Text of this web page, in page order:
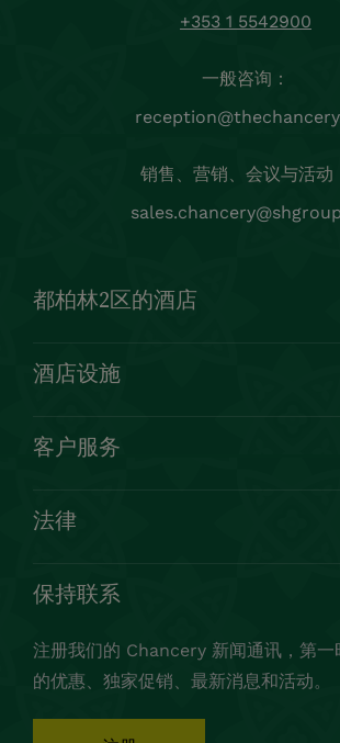
+353 1 5542900
一般咨询：
销售、营销、会议与活动
都柏林2区的酒店
酒店设施
客户服务
法律
保持联系
注册我们的 Chancery 新闻通讯，第一
的优惠、独家促销、最新消息和活动。